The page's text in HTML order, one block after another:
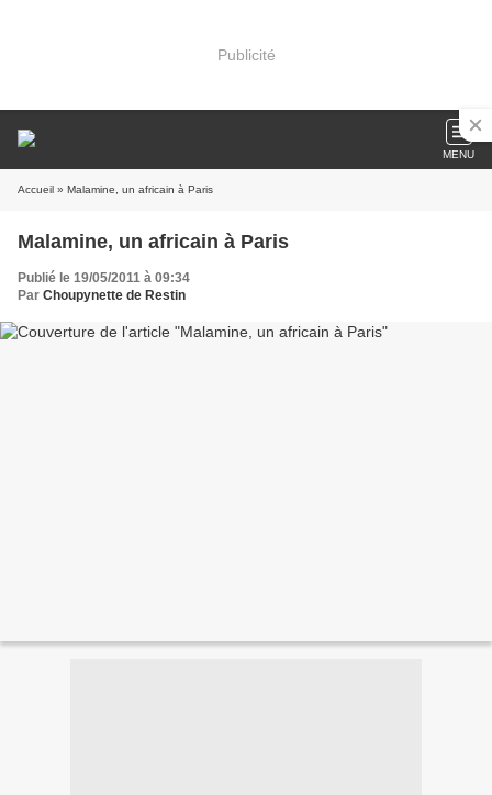
Publicité
MENU
Accueil » Malamine, un africain à Paris
Malamine, un africain à Paris
Publié le 19/05/2011 à 09:34
Par Choupynette de Restin